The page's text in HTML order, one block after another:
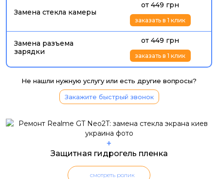
Замена стекла камеры
от 449 грн
заказать в 1 клик
Замена разъема
зарядки
от 449 грн
заказать в 1 клик
Не нашли нужную услугу или есть другие вопросы?
Закажите быстрый звонок
+
Защитная гидрогель пленка
смотреть ролик